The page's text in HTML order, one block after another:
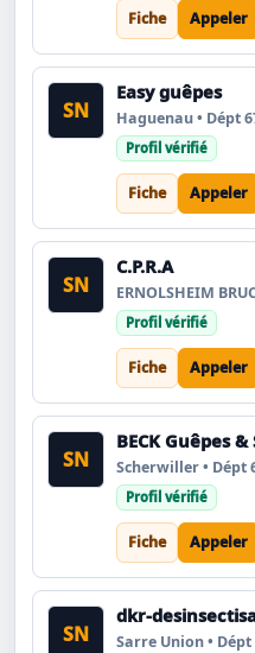
Fiche Appeler
SN
Easy guêpes
Haguenau • Dépt
Profil vérifié
Fiche Appeler
SN
C.P.R.A
ERNOLSHEIM
Profil vérifié
Fiche Appeler
SN
BECK Guêpes
Scherwiller • Dépt
Profil vérifié
Fiche Appeler
SN
dkr-
Sarre Union • Dépt